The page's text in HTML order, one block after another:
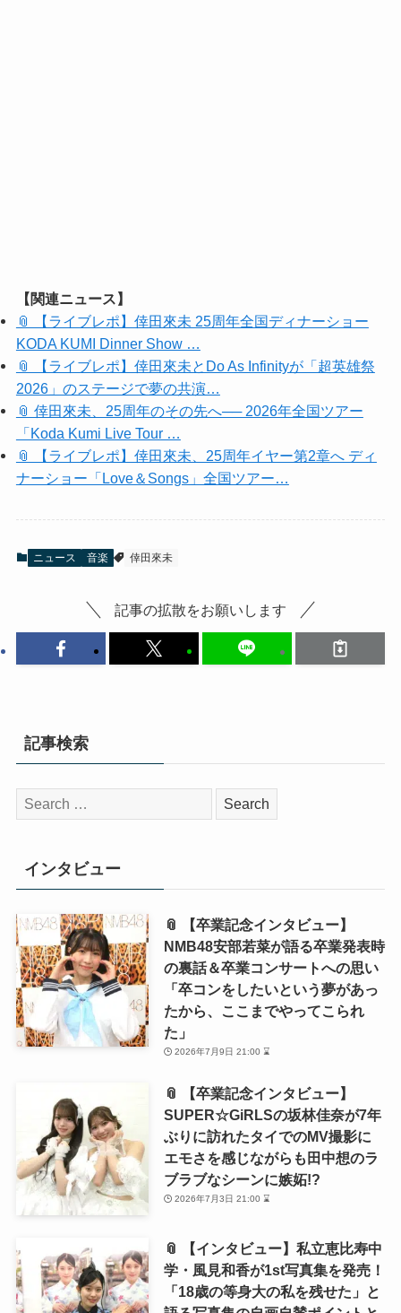
【関連ニュース】
📎 【ライブレポ】倖田來未 25周年全国ディナーショー
KODA KUMI Dinner Show …
📎 【ライブレポ】倖田來未とDo As Infinityが「超英雄祭
2026」のステージで夢の共演…
📎 倖田來未、25周年のその先へ── 2026年全国ツアー
「Koda Kumi Live Tour …
📎 【ライブレポ】倖田來未、25周年イヤー第2章へ ディ
ナーショー「Love＆Songs」全国ツアー…
ニュース 音楽 倖田來未
記事の拡散をお願いします
記事検索
検
索:
インタビュー
📎 【卒業記念インタビュー】
NMB48安部若菜が語る卒業発表時
の裏話＆卒業コンサートへの思い
「卒コンをしたいという夢があっ
たから、ここまでやってこられ
た」
2026年7月9日 21:00 ⌛
📎 【卒業記念インタビュー】
SUPER☆GiRLSの坂林佳奈が7年
ぶりに訪れたタイでのMV撮影に
エモさを感じながらも田中想のラ
ブラブなシーンに嫉妬!?
2026年7月3日 21:00 ⌛
📎 【インタビュー】私立恵比寿中
学・風見和香が1st写真集を発売！
「18歳の等身大の私を残せた」と